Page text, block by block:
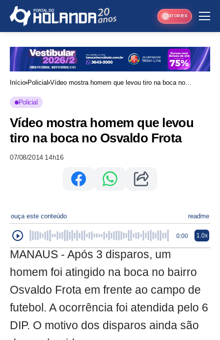
STORIES
Início Policial Vídeo mostra homem que levou tiro na boca no
Policial
Vídeo mostra homem que levou
tiro na boca no Osvaldo Frota
07/08/2014 14h16
ouça este conteúdo readme
0:00 1.0x
MANAUS - Após 3 disparos, um
homem foi atingido na boca no bairro
Osvaldo Frota em frente ao campo de
futebol. A ocorrência foi atendida pelo 6
DIP. O motivo dos disparos ainda são